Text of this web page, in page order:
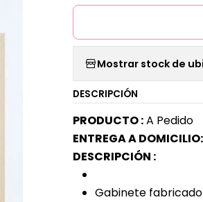
Mostrar stock de
DESCRIPCIÓN
PRODUCTO :A Pedido
ENTREGA A DOMICILIO:
DESCRIPCIÓN :
Gabinete